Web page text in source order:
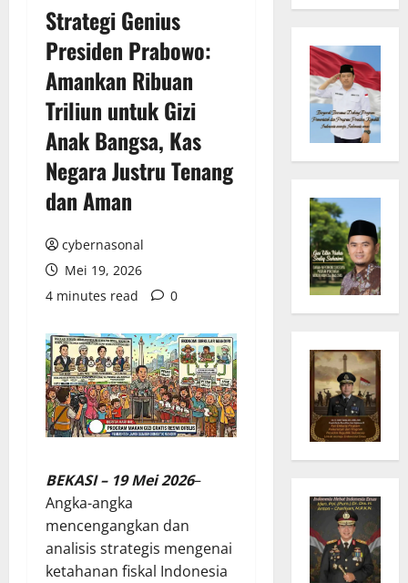
Strategi Genius
Presiden Prabowo:
Amankan Ribuan
Triliun untuk Gizi
Anak Bangsa, Kas
Negara Justru Tenang
dan Aman
cybernasonal
Mei 19, 2026
4 minutes read
0
BEKASI – 19 Mei 2026–
Angka-angka
mencengangkan dan
analisis strategis mengenai
ketahanan fiskal Indonesia